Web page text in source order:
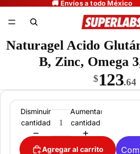
Naturagel Acido
B, Zinc, Omega
$123.64
Disminuir
cantidad
Aumentar
cantidad
Agregar al carrito